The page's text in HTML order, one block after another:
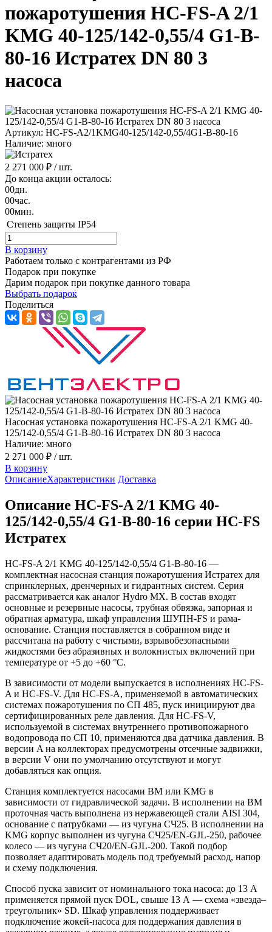
пожаротушения HC-FS-A 2/1
KMG 40-125/142-0,55/4 G1-B-
80-16 Истратех DN 80 3
насоса
Артикул: HC-FS-A2/1KMG40-125/142-0,55/4G1-B-80-16
Наличие: много
2 271 000 ₽ / шт.
До конца акции осталось:
00дн.
00час.
00мин.
Степень защиты IP54
В корзину
Работаем только с контрагентами из РФ
Подарок при покупке
Дарим подарок при покупке данного товара
Выбрать подарок
Поделиться
Насосная установка пожаротушения HC-FS-A 2/1 KMG 40-
125/142-0,55/4 G1-B-80-16 Истратех DN 80 3 насоса
Наличие: много
2 271 000 ₽ / шт.
В корзину
ОписаниеХарактеристики Доставка
Описание HC-FS-A 2/1 KMG 40-
125/142-0,55/4 G1-B-80-16 серии HC-FS
Истратех
HC-FS-A 2/1 KMG 40-125/142-0,55/4 G1-B-80-16 —
комплектная насосная станция пожаротушения Истратех для
спринклерных, дренчерных и гидрантных систем. Серия
рассматривается как аналог Hydro MX. В состав входят
основные и резервные насосы, трубная обвязка, запорная и
обратная арматура, шкаф управления ШУПН-FS и рама-
основание. Станция поставляется в собранном виде и
рассчитана на работу с чистыми, взрывобезопасными
жидкостями без абразивных и волокнистых включений при
температуре от +5 до +60 °С.
В зависимости от модели выпускается в исполнениях HC-FS-
A и HC-FS-V. Для HC-FS-A, применяемой в автоматических
системах пожаротушения по СП 485, пуск инициируют два
сертифицированных реле давления. Для HC-FS-V,
используемой в системах внутреннего противопожарного
водопровода по СП 10, применяются два датчика давления. В
версии A на коллекторах предусмотрены отсечные задвижки,
в версии V они по умолчанию отсутствуют и могут
добавляться как опция.
Станция комплектуется насосами BM или KMG в
зависимости от гидравлической задачи. В исполнении на BM
проточная часть выполнена из нержавеющей стали AISI 304,
основание с патрубками — из чугуна СЧ25. В исполнении на
KMG корпус выполнен из чугуна СЧ25/EN-GJL-250, рабочее
колесо — из чугуна СЧ20/EN-GJL-200. Такой подбор
позволяет адаптировать модель под требуемый расход, напор
и схему подключения.
Способ пуска зависит от номинального тока насоса: до 13 А
применяется прямой пуск DOL, свыше 13 А — схема «звезда–
треугольник» SD. Шкаф управления поддерживает
подключение жокей-насоса для поддержания давления в